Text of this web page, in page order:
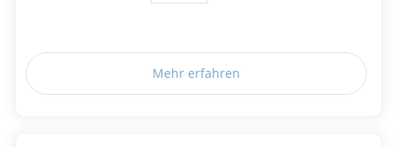
Mehr erfahren